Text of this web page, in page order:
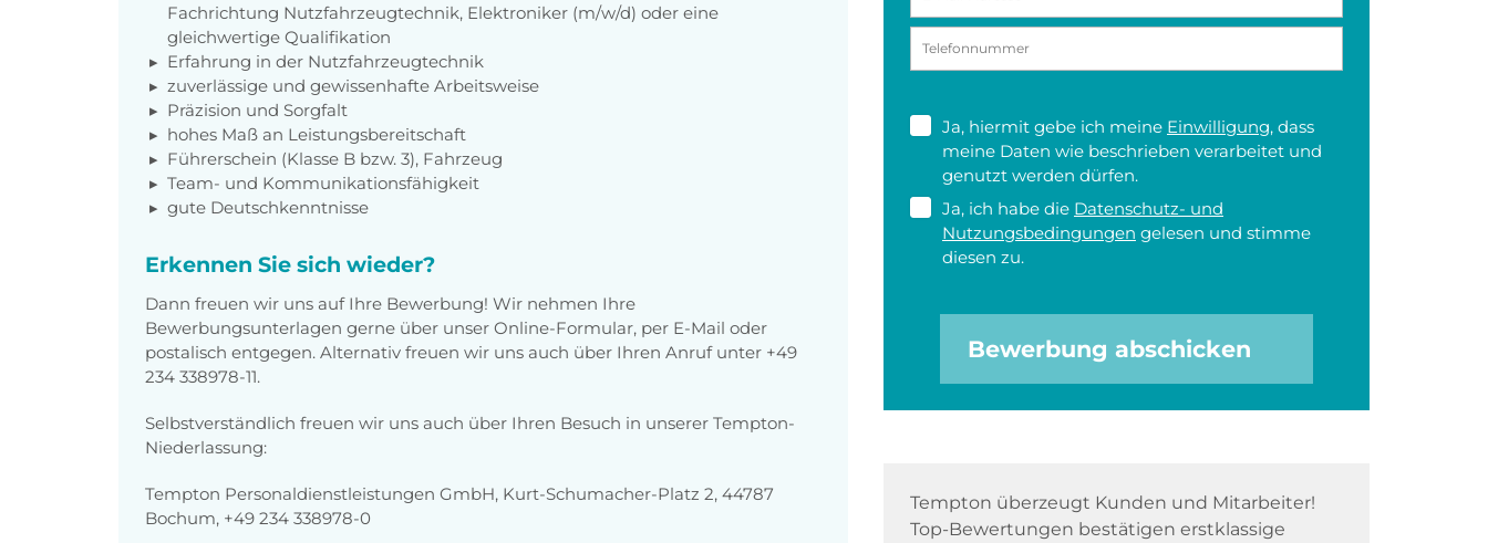
Fachrichtung Nutzfahrzeugtechnik, Elektroniker (m/w/d) oder eine
gleichwertige Qualifikation
Erfahrung in der Nutzfahrzeugtechnik
zuverlässige und gewissenhafte Arbeitsweise
Präzision und Sorgfalt
hohes Maß an Leistungsbereitschaft
Führerschein (Klasse B bzw. 3), Fahrzeug
Team- und Kommunikationsfähigkeit
gute Deutschkenntnisse
Erkennen Sie sich wieder?
Dann freuen wir uns auf Ihre Bewerbung! Wir nehmen Ihre
Bewerbungsunterlagen gerne über unser Online-Formular, per E-Mail oder
postalisch entgegen. Alternativ freuen wir uns auch über Ihren Anruf unter +49
234 338978-11.
Selbstverständlich freuen wir uns auch über Ihren Besuch in unserer Tempton-
Niederlassung:
Tempton Personaldienstleistungen GmbH, Kurt-Schumacher-Platz 2, 44787
Bochum, +49 234 338978-0
Ja, hiermit gebe ich meine Einwilligung, dass
meine Daten wie beschrieben verarbeitet und
genutzt werden dürfen.
Ja, ich habe die Datenschutz- und
Nutzungsbedingungen gelesen und stimme
diesen zu.
Bewerbung abschicken
Tempton überzeugt Kunden und Mitarbeiter!
Top-Bewertungen bestätigen erstklassige